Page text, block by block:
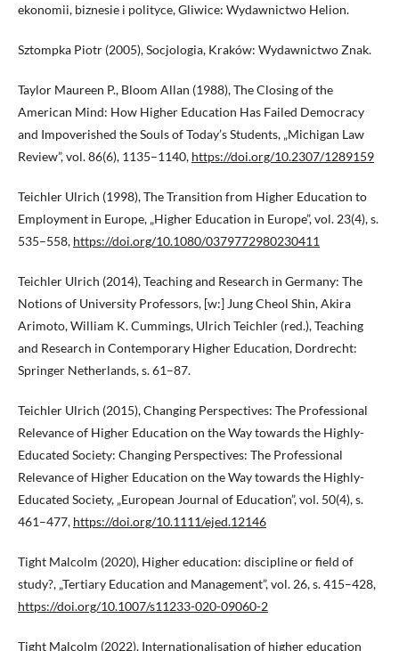
ekonomii, biznesie i polityce, Gliwice: Wydawnictwo Helion.
Sztompka Piotr (2005), Socjologia, Kraków: Wydawnictwo Znak.
Taylor Maureen P., Bloom Allan (1988), The Closing of the
American Mind: How Higher Education Has Failed Democracy
and Impoverished the Souls of Today’s Students, „Michigan Law
Review”, vol. 86(6), 1135–1140, https://doi.org/10.2307/1289159
Teichler Ulrich (1998), The Transition from Higher Education to
Employment in Europe, „Higher Education in Europe”, vol. 23(4), s.
535–558, https://doi.org/10.1080/0379772980230411
Teichler Ulrich (2014), Teaching and Research in Germany: The
Notions of University Professors, [w:] Jung Cheol Shin, Akira
Arimoto, William K. Cummings, Ulrich Teichler (red.), Teaching
and Research in Contemporary Higher Education, Dordrecht:
Springer Netherlands, s. 61–87.
Teichler Ulrich (2015), Changing Perspectives: The Professional
Relevance of Higher Education on the Way towards the Highly-
Educated Society: Changing Perspectives: The Professional
Relevance of Higher Education on the Way towards the Highly-
Educated Society, „European Journal of Education”, vol. 50(4), s.
461–477, https://doi.org/10.1111/ejed.12146
Tight Malcolm (2020), Higher education: discipline or field of
study?, „Tertiary Education and Management”, vol. 26, s. 415–428,
https://doi.org/10.1007/s11233-020-09060-2
Tight Malcolm (2022), Internationalisation of higher education